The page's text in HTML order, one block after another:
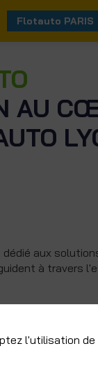
Flotauto PARIS
AU
aux
à travers
l'utilisation de